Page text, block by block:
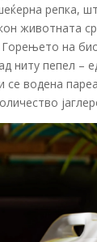
репка,
животната
Горењето на
ниту пепел –
се водена